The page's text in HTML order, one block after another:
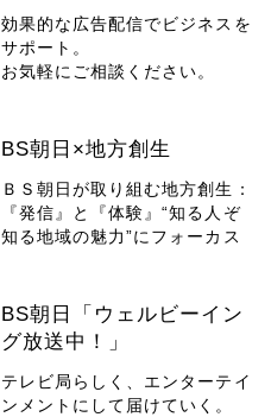
効果的な広告配信でビジネスを
サポート。
お気軽にご相談ください。
BS朝日×地方創生
ＢＳ朝日が取り組む地方創生：
『発信』と『体験』“知る人ぞ
知る地域の魅力”にフォーカス
BS朝日「ウェルビーイン
グ放送中！」
テレビ局らしく、エンターテイ
ンメントにして届けていく。